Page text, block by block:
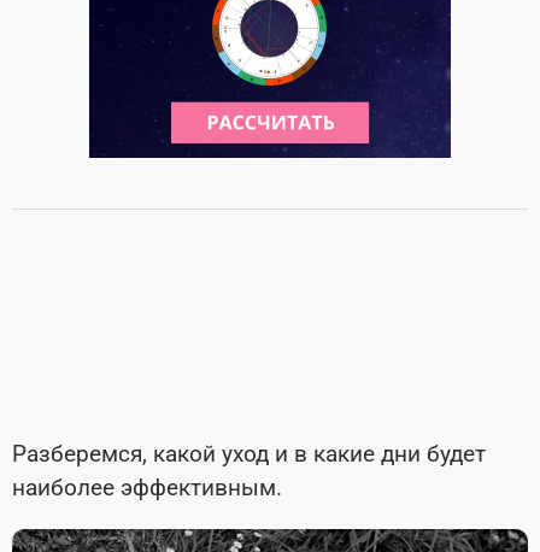
Разберемся, какой уход и в какие дни будет
наиболее эффективным.